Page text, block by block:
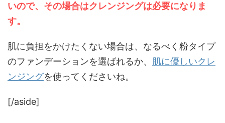
いので、その場合はクレンジングは必要になりま
す。
肌に負担をかけたくない場合は、なるべく粉タイプ
のファンデーションを選ばれるか、 肌に優しいクレ
ンジングを使ってくださいね。
[/aside]